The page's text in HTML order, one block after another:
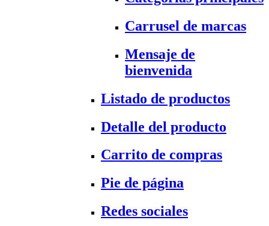
Carrusel de marcas
Mensaje de
bienvenida
Listado de productos
Detalle del producto
Carrito de compras
Pie de página
Redes sociales